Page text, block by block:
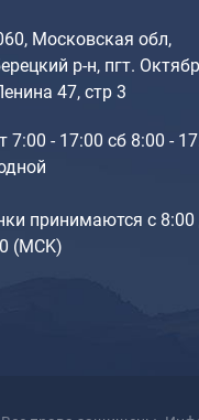
Московская обл,
р-н, пгт.
47, стр 3
7:00 - 17:00 сб 8:00 -
принимаются с 8:00
(МCK)